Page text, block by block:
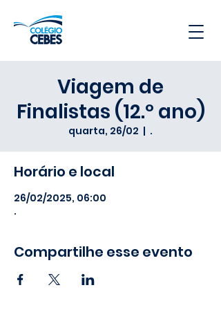
Viagem de
Finalistas (12.º ano)
quarta, 26/02
  |
.
Horário e local
26/02/2025, 06:00
.
Compartilhe esse evento